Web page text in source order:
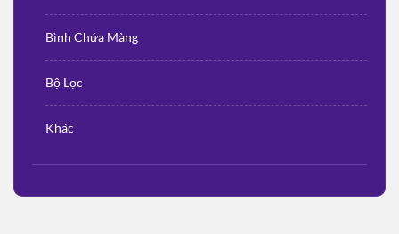
Bình Chứa Màng
Bộ Lọc
Khác